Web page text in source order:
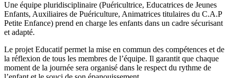
Une équipe pluridisciplinaire (Puéricultrice, Educatrices de Jeunes
Enfants, Auxiliaires de Puériculture, Animatrices titulaires du C.A.P
Petite Enfance) prend en charge les enfants dans un cadre sécurisant
et adapté.
Le projet Educatif permet la mise en commun des compétences et de
la réflexion de tous les membres de l’équipe. Il garantit que chaque
moment de la journée sera organisé dans le respect du rythme de